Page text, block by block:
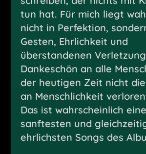
tun hat. Für mich liegt
nicht in Perfektion,
Gesten, Ehrlichkeit und
überstandenen
Dankeschön an alle
der heutigen Zeit nicht
an Menschlichkeit
Das ist wahrscheinlich
sanftesten und
ehrlichsten Songs des